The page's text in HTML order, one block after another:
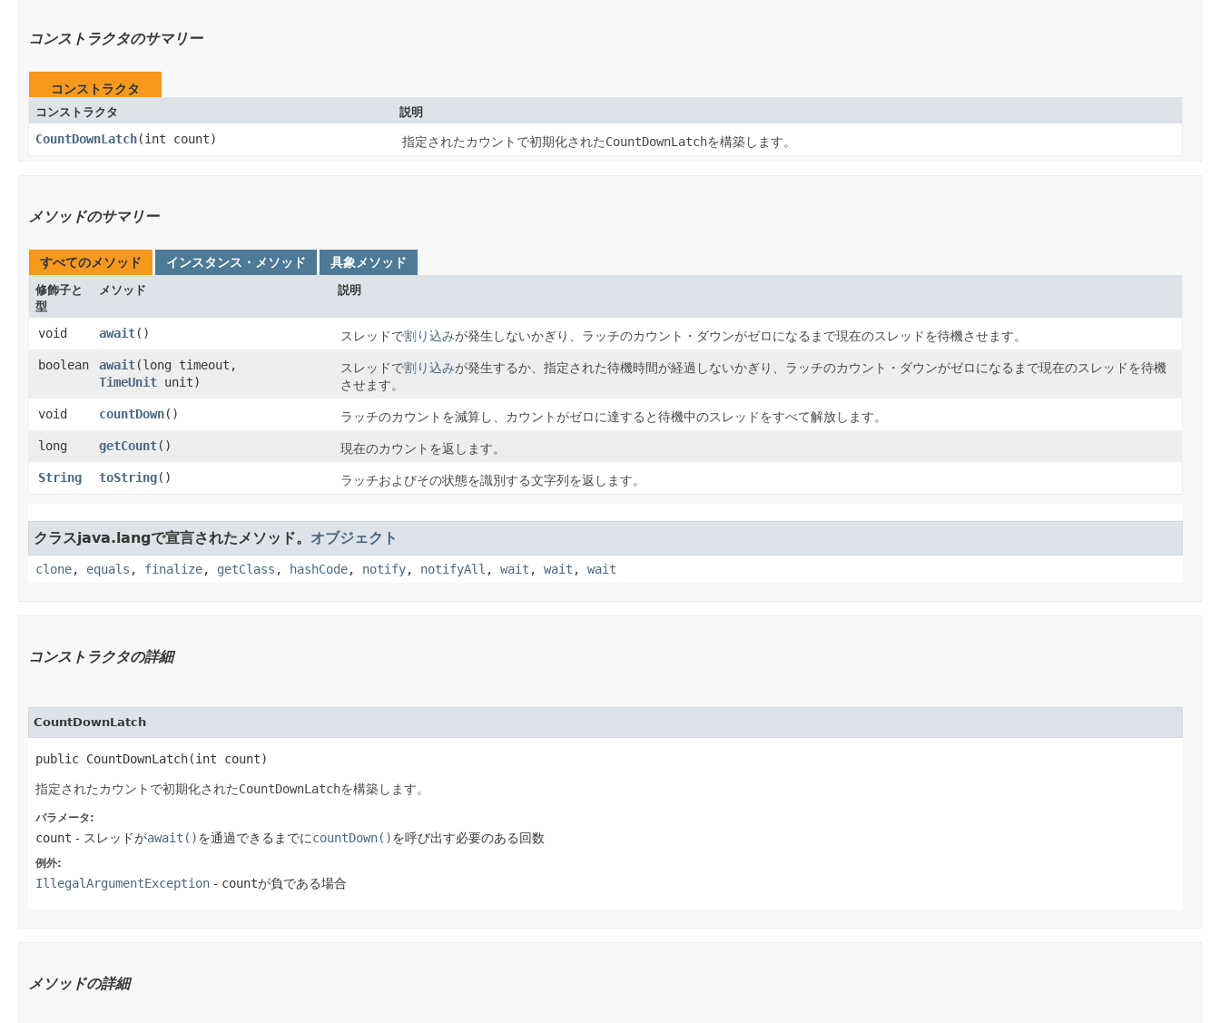
コンストラクタのサマリー
コンストラクタ
コンストラクタ 説明
CountDownLatch​(int count) 指定されたカウントで初期化されたCountDownLatchを構築します。
メソッドのサマリー
すべてのメソッド インスタンス・メソッド 具象メソッド
修飾子と
型
メソッド 説明
void await() スレッドで割り込みが発生しないかぎり、ラッチのカウント・ダウンがゼロになるまで現在のスレッドを待機させます。
boolean
await​(long timeout,
TimeUnit unit)
スレッドで割り込みが発生するか、指定された待機時間が経過しないかぎり、ラッチのカウント・ダウンがゼロになるまで現在のスレッドを待機
させます。
void
countDown()
ラッチのカウントを減算し、カウントがゼロに達すると待機中のスレッドをすべて解放します。
long
getCount()
現在のカウントを返します。
String
toString() ラッチおよびその状態を識別する文字列を返します。
クラスjava.langで宣言されたメソッド。 オブジェクト
clone, equals , finalize, getClass , hashCode, notify, notifyAll , wait , wait , wait
コンストラクタの詳細
CountDownLatch
public CountDownLatch​(int count)
指定されたカウントで初期化されたCountDownLatchを構築します。
パラメータ:
count - スレッドがawait()を通過できるまでにcountDown()を呼び出す必要のある回数
例外:
IllegalArgumentException - countが負である場合
メソッドの詳細